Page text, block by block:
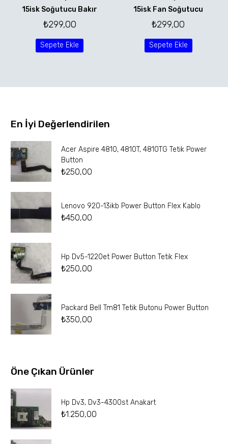
15isk Soğutucu Bakır
₺299,00
Sepete Ekle
15isk Fan Soğutucu
₺299,00
Sepete Ekle
En İyi Değerlendirilen
Acer Aspire 4810, 4810T, 4810TG Tetik Power
Button
₺250,00
Lenovo 920-13ikb Power Button Flex Kablo
₺450,00
Hp Dv5-1220et Power Button Tetik Flex
₺250,00
Packard Bell Tm81 Tetik Butonu Power Button
₺350,00
Öne Çıkan Ürünler
Hp Dv3, Dv3-4300st Anakart
₺1.250,00